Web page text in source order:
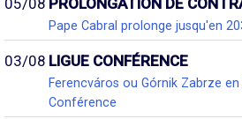
05/08 PROLONGATION DE
Pape Cabral prolonge jusqu'en
03/08 LIGUE CONFÉRENCE
Ferencváros ou Górnik Zabrze
Conférence